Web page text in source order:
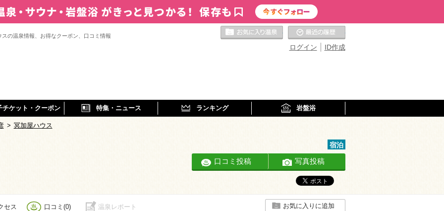
スの温泉情報、お得なクーポン、口コミ情報
ID作成
ログイン
お気に入りの温泉
チケット・クーポン 特集・ニュース ランキング 岩盤浴
> 冥加屋ハウス
宿泊
口コミ投稿 写真投稿
セス 口コミ(0) 温泉レポート お気に入りに追加